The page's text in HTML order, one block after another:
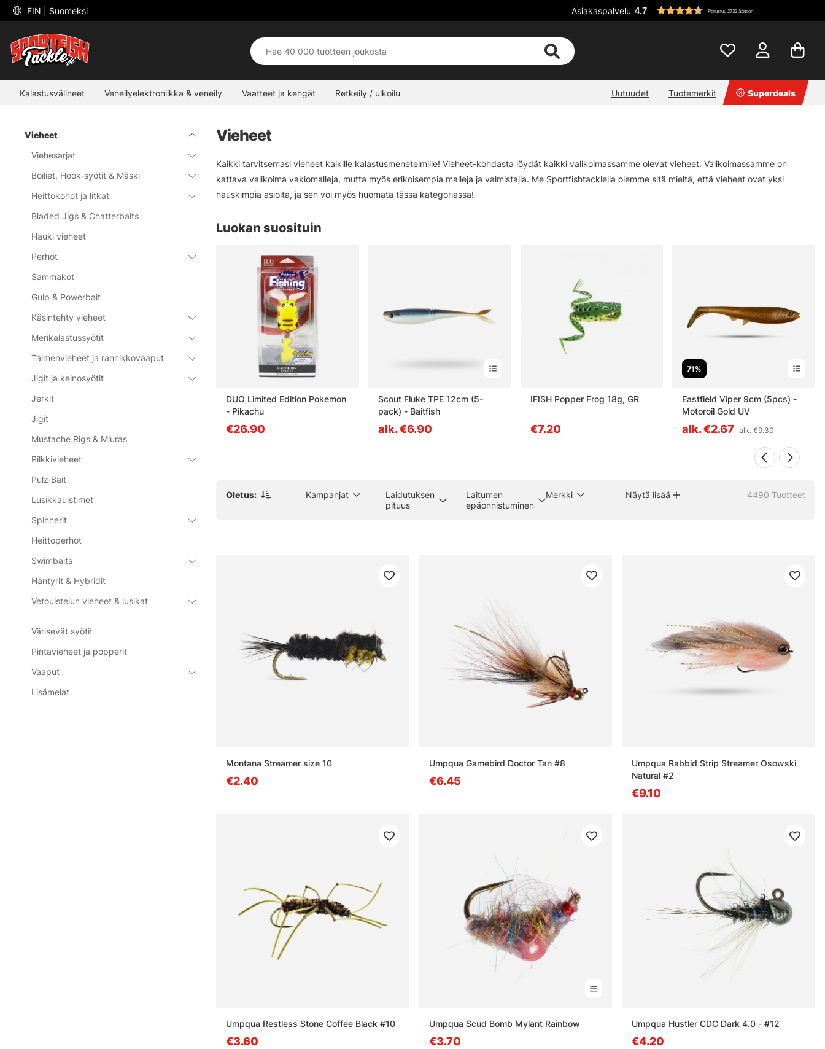
FIN | Suomeksi Asiakaspalvelu 4.7 Perustuu 2732 ääneen
Kalastusvälineet Veneilyelektroniikka & veneily Vaatteet ja kengät Retkeily / ulkoilu Uutuudet Tuotemerkit Superdeals
Vieheet
Viehesarjat
Boiliet, Hook-syötit & Mäski
Heittokohot ja litkat
Bladed Jigs & Chatterbaits
Hauki vieheet
Perhot
Sammakot
Gulp & Powerbait
Käsintehty vieheet
Merikalastussyötit
Taimenvieheet ja rannikkovaaput
Jigit ja keinosyötit
Jerkit
Jigit
Mustache Rigs & Miuras
Pilkkivieheet
Pulz Bait
Lusikkauistimet
Spinnerit
Heittoperhot
Swimbaits
Häntyrit & Hybridit
Vetouistelun vieheet & lusikat
Värisevät syötit
Pintavieheet ja popperit
Vaaput
Lisämelat
Vieheet
Kaikki tarvitsemasi vieheet kaikille kalastusmenetelmille! Vieheet-kohdasta löydät kaikki valikoimassamme olevat vieheet. Valikoimassamme on
kattava valikoima vakiomalleja, mutta myös erikoisempia malleja ja valmistajia. Me Sportfishtacklella olemme sitä mieltä, että vieheet ovat yksi
hauskimpia asioita, ja sen voi myös huomata tässä kategoriassa!
Luokan suosituin
DUO Limited Edition Pokemon
- Pikachu
€26.90
Scout Fluke TPE 12cm (5-
pack) - Baitfish
alk. €6.90
IFISH Popper Frog 18g, GR
€7.20
71%
Eastfield Viper 9cm (5pcs) -
Motoroil Gold UV
alk. €2.67 alk. €9.30
Oletus: Kampanjat
Laidutuksen
pituus
Laitumen
epäonnistuminen
Merkki Näytä lisää 4490 Tuotteet
Montana Streamer size 10
€2.40
Umpqua Gamebird Doctor Tan #8
€6.45
Umpqua Rabbid Strip Streamer Osowski
Natural #2
€9.10
Umpqua Restless Stone Coffee Black #10
€3.60
Umpqua Scud Bomb Mylant Rainbow
€3.70
Umpqua Hustler CDC Dark 4.0 - #12
€4.20